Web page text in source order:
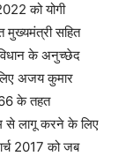
को योगी
सहित
के अनुच्छेद
अजय कुमार
के तहत
से लागू करने के लिए
2017 को जब